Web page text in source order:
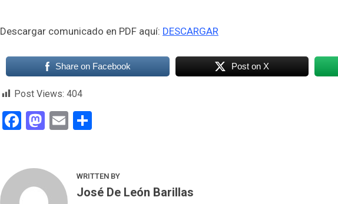
Descargar comunicado en PDF aquí: DESCARGAR
Share on Facebook Post on X
Post Views: 404
Facebook
Mastodon
Email
WRITTEN BY
José De León Barillas